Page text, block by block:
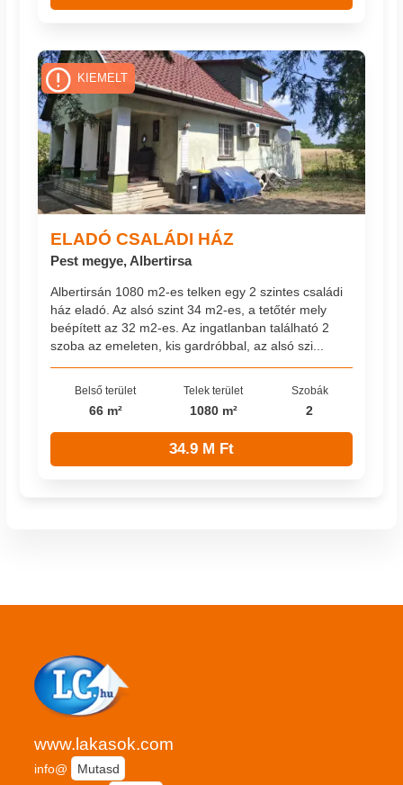
ELADÓ CSALÁDI HÁZ
Pest megye, Albertirsa
Albertirsán 1080 m2-es telken egy 2 szintes családi
ház eladó. Az alsó szint 34 m2-es, a tetőtér mely
beépített az 32 m2-es. Az ingatlanban található 2
szoba az emeleten, kis gardróbbal, az alsó szi...
Belső terület
66 m²
Telek terület
1080 m²
Szobák
2
34.9 M Ft
KIEMELT
www.lakasok.com
info@
Mutasd